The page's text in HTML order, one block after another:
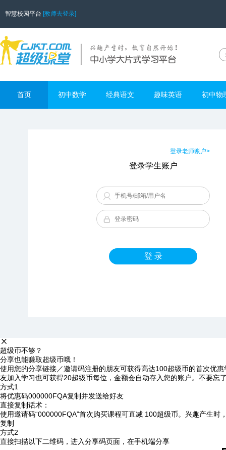
智慧校园平台 [教师去登录]
首页 初中数学 经典语文 趣味英语 初中物
登录老师账户>
登录学生账户
登 录
超级币不够？
分享也能赚取超级币哦！
使用您的分享链接／邀请码注册的朋友可获得高达100超级币的首次优
友加入学习也可获得20超级币每位，金额会自动存入您的账户。不要忘
方式1
将优惠码000000FQA复制并发送给好友
直接复制话术：
使用邀请码“000000FQA”首次购买课程可直减 100超级币。兴趣产生时
复制
方式2
直接扫描以下二维码，进入分享码页面，在手机端分享